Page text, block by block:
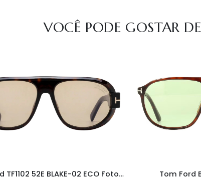
VOCÊ PODE GOSTAR
Tom Ford TF1102 52E BLAKE-02 ECO Fotocromático Tom Ford